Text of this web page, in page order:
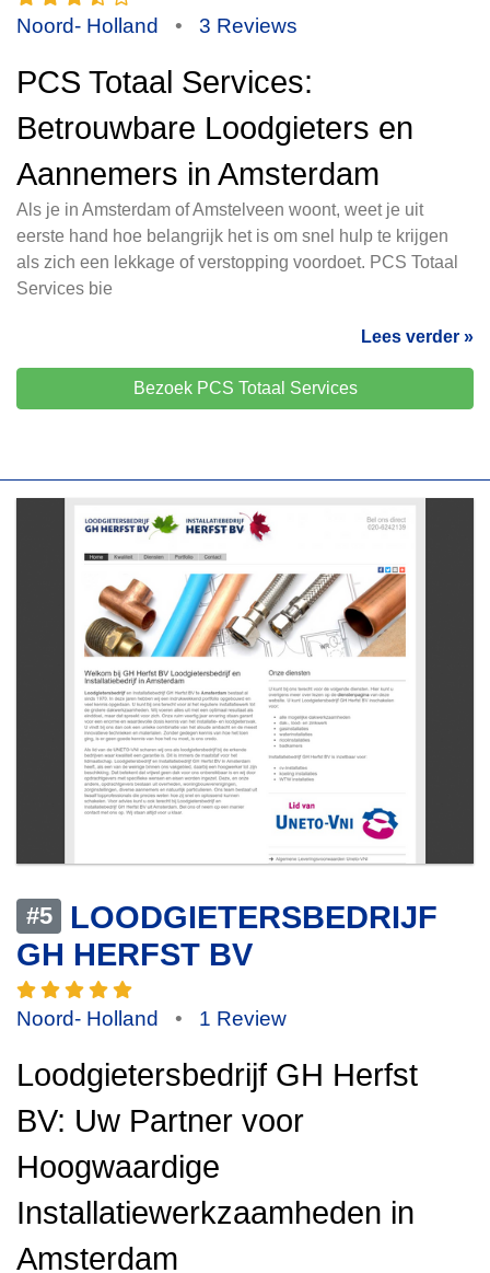
Noord- Holland • 3 Reviews
PCS Totaal Services:
Betrouwbare Loodgieters en
Aannemers in Amsterdam
Als je in Amsterdam of Amstelveen woont, weet je uit
eerste hand hoe belangrijk het is om snel hulp te krijgen
als zich een lekkage of verstopping voordoet. PCS Totaal
Services bie
Lees verder »
Bezoek PCS Totaal Services
#5
LOODGIETERSBEDRIJF
GH HERFST BV
Noord- Holland • 1 Review
Loodgietersbedrijf GH Herfst
BV: Uw Partner voor
Hoogwaardige
Installatiewerkzaamheden in
Amsterdam